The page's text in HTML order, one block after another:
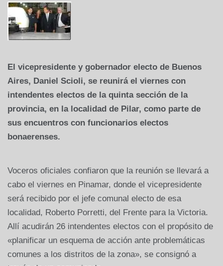
El vicepresidente y gobernador electo de Buenos
Aires, Daniel Scioli, se reunirá el viernes con
intendentes electos de la quinta sección de la
provincia, en la localidad de Pilar, como parte de
sus encuentros con funcionarios electos
bonaerenses.
Voceros oficiales confiaron que la reunión se llevará a
cabo el viernes en Pinamar, donde el vicepresidente
será recibido por el jefe comunal electo de esa
localidad, Roberto Porretti, del Frente para la Victoria.
Allí acudirán 26 intendentes electos con el propósito de
«planificar un esquema de acción ante problemáticas
comunes a los distritos de la zona», se consignó a